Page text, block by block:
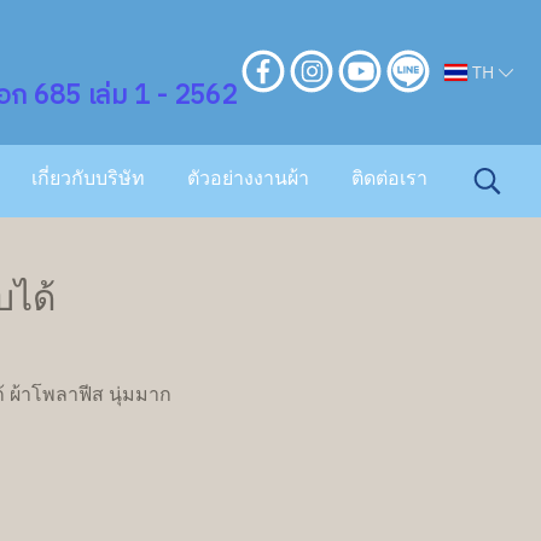
685 เล่ม 1 - 2562
TH
เกี่ยวกับบริษัท ตัวอย่างงานผ้า ติดต่อเรา
ได้
ผ้าโพลาฟีส นุ่มมาก